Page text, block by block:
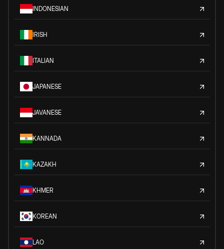
INDONESIAN
IRISH
ITALIAN
JAPANESE
JAVANESE
KANNADA
KAZAKH
KHMER
KOREAN
LAO